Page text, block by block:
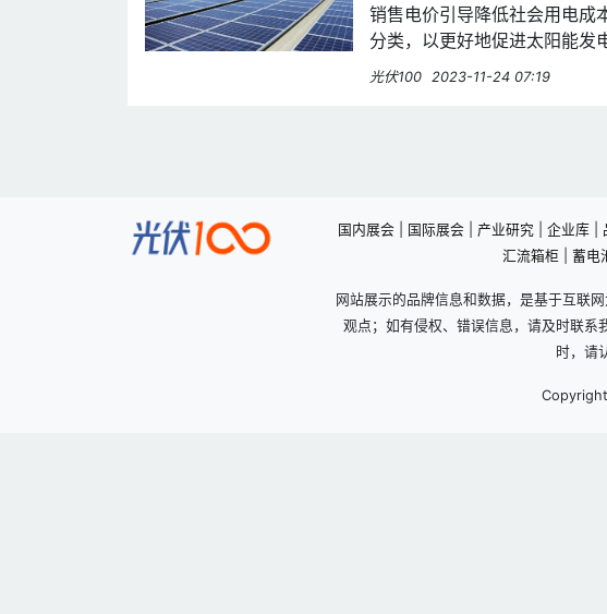
销售电价引导降低社会用电成
分类，以更好地促进太阳能发
光伏100 2023-11-24 07:19
国内展会| 国际展会| 产业研究| 企业库|
汇流箱柜
蓄电
网站展示的品牌信息和数据，是基于互联
观点；如有侵权、错误信息，请及时联系
时，请